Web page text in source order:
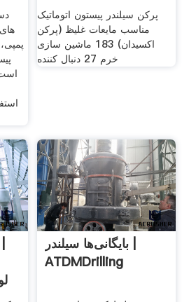
پرکن سیلندر پیستون اتوماتیک
مناسب مایعات غلیظ (پرکن
اکسیدان) 183 ماشین سازی
خرم 27 دنبال‌ کننده
بایگانی‌ها سیلندر |
ATDMDrilling